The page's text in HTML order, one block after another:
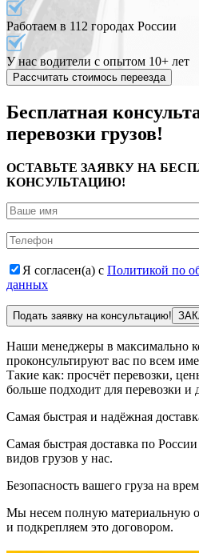
Работаем в 112 городах России
У нас водители с опытом 10+ лет
Рассчитать стоимось переезда
Бесплатная
перевозки грузов!
ОСТАВЬТЕ ЗАЯВКУ НА
КОНСУЛЬТАЦИЮ!
Я согласен(а) с Политикой по
данных
Подать заявку на консультацию!
Наши менеджеры в максимально
проконсультируют вас по всем
Такие как: просчёт перевозки,
больше подходит для перевозки и
Самая быстрая и надёжная
Самая быстрая доставка по
видов грузов у нас.
Безопасность вашего груза на
Мы несем полную материальную
и подкрепляем это договором.